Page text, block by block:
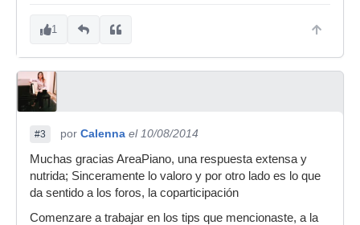
1
#3 por Calenna el 10/08/2014
Muchas gracias AreaPiano, una respuesta extensa y
nutrida; Sinceramente lo valoro y por otro lado es lo que
da sentido a los foros, la coparticipación
Comenzare a trabajar en los tips que mencionaste, a la